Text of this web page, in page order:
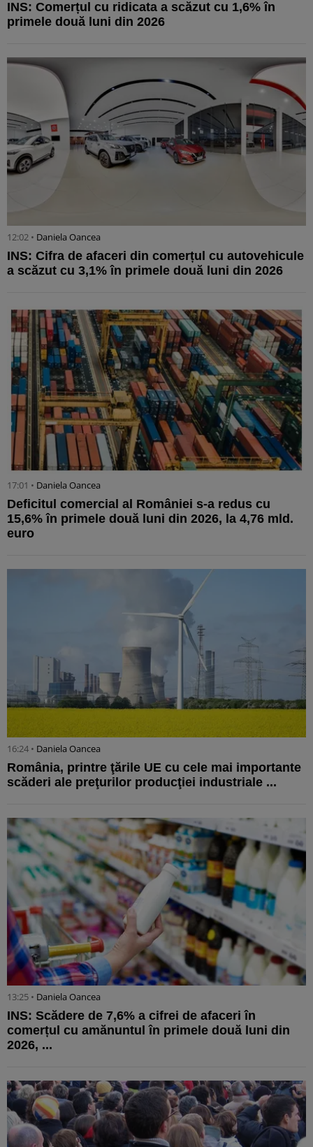
INS: Comerțul cu ridicata a scăzut cu 1,6% în
primele două luni din 2026
12:02 • Daniela Oancea
INS: Cifra de afaceri din comerțul cu autovehicule
a scăzut cu 3,1% în primele două luni din 2026
17:01 • Daniela Oancea
Deficitul comercial al României s-a redus cu
15,6% în primele două luni din 2026, la 4,76 mld.
euro
16:24 • Daniela Oancea
România, printre ţările UE cu cele mai importante
scăderi ale preţurilor producţiei industriale ...
13:25 • Daniela Oancea
INS: Scădere de 7,6% a cifrei de afaceri în
comerțul cu amănuntul în primele două luni din
2026, ...